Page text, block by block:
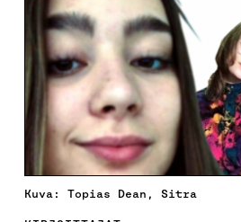
Kuva: Topias Dean, Sitra